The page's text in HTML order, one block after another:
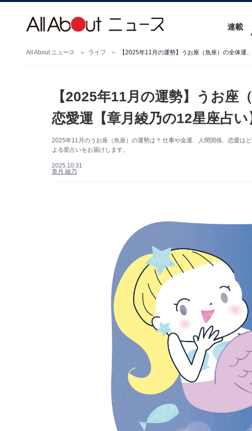
連載
All About ニュース ライフ 【2025年11月の運勢】うお座（魚座）の全体運
【2025年11月の運勢】うお座
恋愛運【章月綾乃の12星座占い
2025年11月のうお座（魚座）の運勢は？ 仕事や金運、人間関係、恋愛は
よる星占いをお届けします。
2025.10.31
章月 綾乃